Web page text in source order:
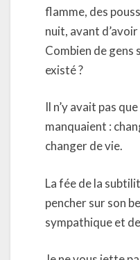
flamme, des
nuit, avant
Combien de gens
existé ?
Il n’y avait pas
manquaient :
changer de vie.
La fée de la
pencher sur son
sympathique et